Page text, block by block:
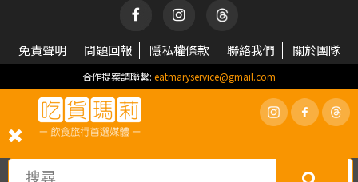
免責聲明 問題回報 隱私權條款 聯絡我們 關於團隊
合作提案請聯繫: eatmaryservice@gmail.com